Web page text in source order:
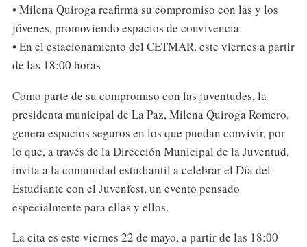
• Milena Quiroga reafirma su compromiso con las y los
jóvenes, promoviendo espacios de convivencia
• En el estacionamiento del CETMAR, este viernes a partir
de las 18:00 horas
Como parte de su compromiso con las juventudes, la
presidenta municipal de La Paz, Milena Quiroga Romero,
genera espacios seguros en los que puedan convivir, por
lo que, a través de la Dirección Municipal de la Juventud,
invita a la comunidad estudiantil a celebrar el Día del
Estudiante con el Juvenfest, un evento pensado
especialmente para ellas y ellos.
La cita es este viernes 22 de mayo, a partir de las 18:00